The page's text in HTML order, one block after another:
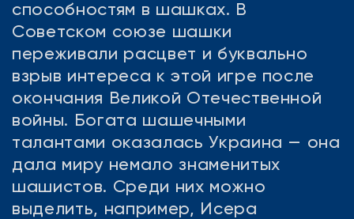
способностям в шашках. В
Советском союзе шашки
переживали расцвет и буквально
взрыв интереса к этой игре после
окончания Великой Отечественной
войны. Богата шашечными
талантами оказалась Украина — она
дала миру немало знаменитых
шашистов. Среди них можно
выделить, например, Исера